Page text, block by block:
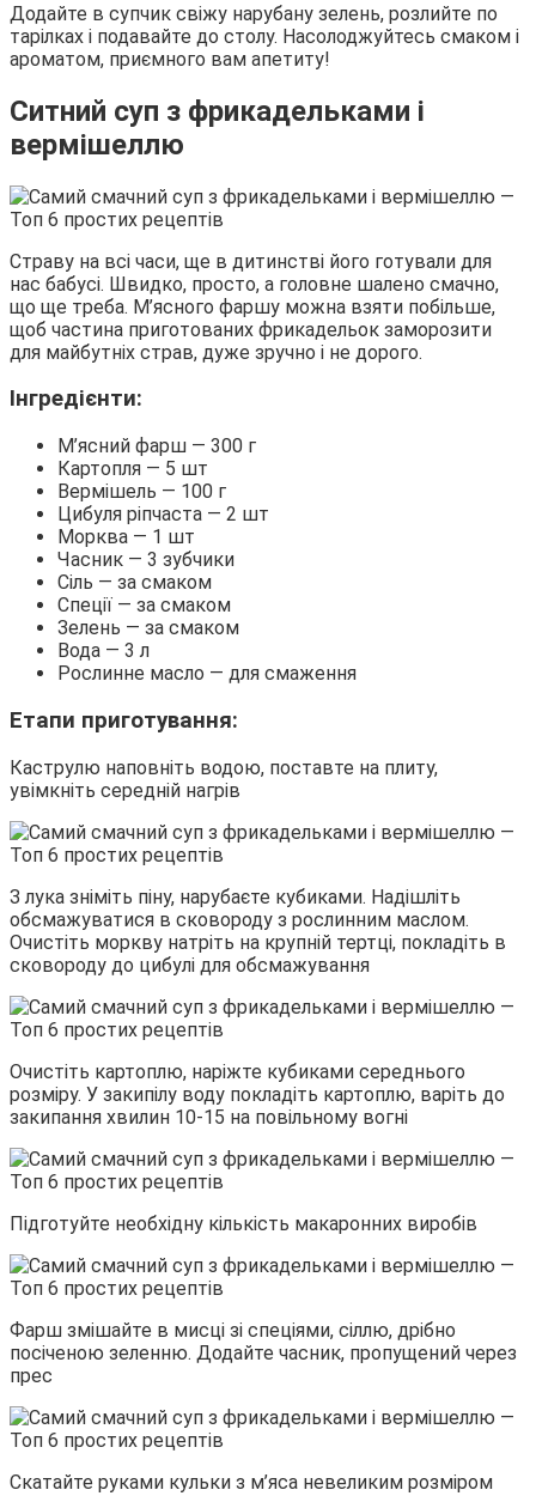
Додайте в супчик свіжу нарубану зелень, розлийте по
тарілках і подавайте до столу. Насолоджуйтесь смаком і
ароматом, приємного вам апетиту!
Ситний суп з фрикадельками і
вермішеллю
Страву на всі часи, ще в дитинстві його готували для
нас бабусі. Швидко, просто, а головне шалено смачно,
що ще треба. М’ясного фаршу можна взяти побільше,
щоб частина приготованих фрикадельок заморозити
для майбутніх страв, дуже зручно і не дорого.
Інгредієнти:
М’ясний фарш — 300 г
Картопля — 5 шт
Вермішель — 100 г
Цибуля ріпчаста — 2 шт
Морква — 1 шт
Часник — 3 зубчики
Сіль — за смаком
Спеції — за смаком
Зелень — за смаком
Вода — 3 л
Рослинне масло — для смаження
Етапи приготування:
Каструлю наповніть водою, поставте на плиту,
увімкніть середній нагрів
З лука зніміть піну, нарубаєте кубиками. Надішліть
обсмажуватися в сковороду з рослинним маслом.
Очистіть моркву натріть на крупній тертці, покладіть в
сковороду до цибулі для обсмажування
Очистіть картоплю, наріжте кубиками середнього
розміру. У закипілу воду покладіть картоплю, варіть до
закипання хвилин 10-15 на повільному вогні
Підготуйте необхідну кількість макаронних виробів
Фарш змішайте в мисці зі спеціями, сіллю, дрібно
посіченою зеленню. Додайте часник, пропущений через
прес
Скатайте руками кульки з м’яса невеликим розміром